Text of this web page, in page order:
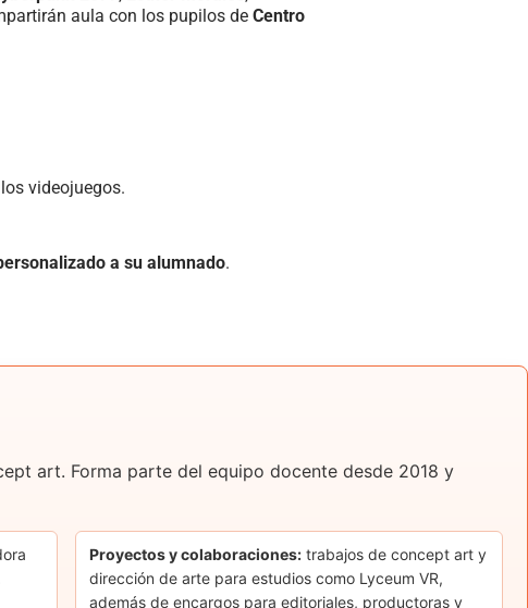
aula con los pupilos de Centro
videojuegos.
a su alumnado.
art. Forma parte del equipo docente desde 2018 y
Proyectos y colaboraciones: trabajos de concept art y
dirección de arte para estudios como Lyceum VR,
además de encargos para editoriales, productoras y